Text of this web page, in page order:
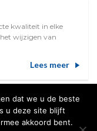
kwaliteit in elke
wijzigen van
Lees meer
dat we u de beste
u deze site blijft
akkoord bent.